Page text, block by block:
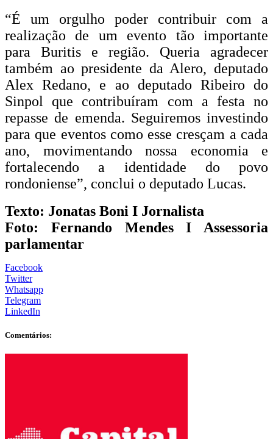
“É um orgulho poder contribuir com a
realização de um evento tão importante
para Buritis e região. Queria agradecer
também ao presidente da Alero, deputado
Alex Redano, e ao deputado Ribeiro do
Sinpol que contribuíram com a festa no
repasse de emenda. Seguiremos investindo
para que eventos como esse cresçam a cada
ano, movimentando nossa economia e
fortalecendo a identidade do povo
rondoniense”, conclui o deputado Lucas.
Texto: Jonatas Boni I Jornalista
Foto: Fernando Mendes I Assessoria
parlamentar
Facebook
Twitter
Whatsapp
Telegram
LinkedIn
Comentários: